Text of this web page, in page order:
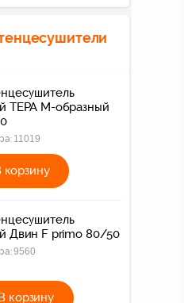
ТЕРА М-образный
11019
корзину
Двин F primo 80/50
9560
В корзину